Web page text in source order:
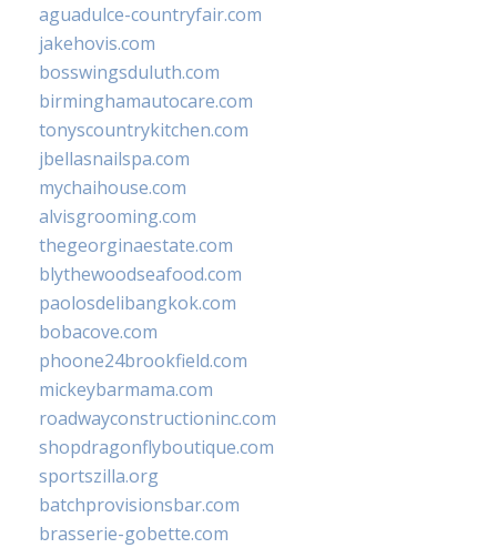
aguadulce-countryfair.com
jakehovis.com
bosswingsduluth.com
birminghamautocare.com
tonyscountrykitchen.com
jbellasnailspa.com
mychaihouse.com
alvisgrooming.com
thegeorginaestate.com
blythewoodseafood.com
paolosdelibangkok.com
bobacove.com
phoone24brookfield.com
mickeybarmama.com
roadwayconstructioninc.com
shopdragonflyboutique.com
sportszilla.org
batchprovisionsbar.com
brasserie-gobette.com